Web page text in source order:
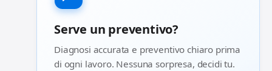
Serve un preventivo?
Diagnosi accurata e preventivo chiaro prima
di ogni lavoro. Nessuna sorpresa, decidi tu.